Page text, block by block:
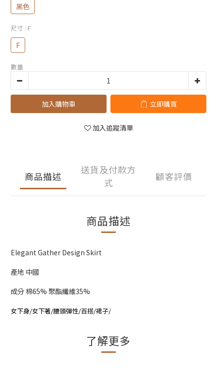
黑色
尺寸 : F
F
數量
加入購物車 立即購買
加入追蹤清單
商品描述
送貨及付款方
式
顧客評價
商品描述
Elegant Gather Design Skirt
產地 中國
成分 棉65% 聚酯纖維35%
女下身/女下著/腰頭彈性/百搭/裙子/
了解更多